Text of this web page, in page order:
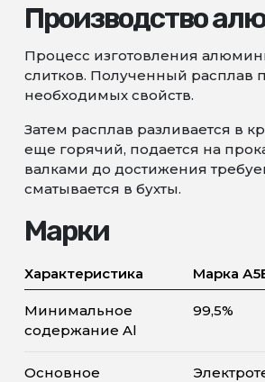
Производство
Процесс изготовления
слитков. Полученный расплав
необходимых свойств.
Затем расплав разливается в
еще горячий, подается на
валками до достижения
сматывается в бухты.
Марки
Характеристика Марка
Минимальное
содержание Al
99,5%
Основное